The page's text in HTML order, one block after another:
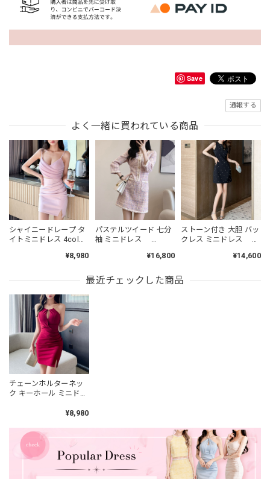
Save
通報する
よく一緒に買われている商品
シャイニードレープ タ
イトミニドレス 4col
¥8,980
パステルツイード 七分
袖 ミニドレス
¥16,800
ストーン付き 大胆 バッ
クレス ミニドレス
¥14,600
最近チェックした商品
チェーンホルターネッ
ク キーホール ミニドレ
¥8,980